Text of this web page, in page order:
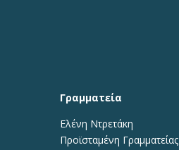
Γραμματεία
Ελένη Ντρετάκη
Προϊσταμένη Γραμματείας